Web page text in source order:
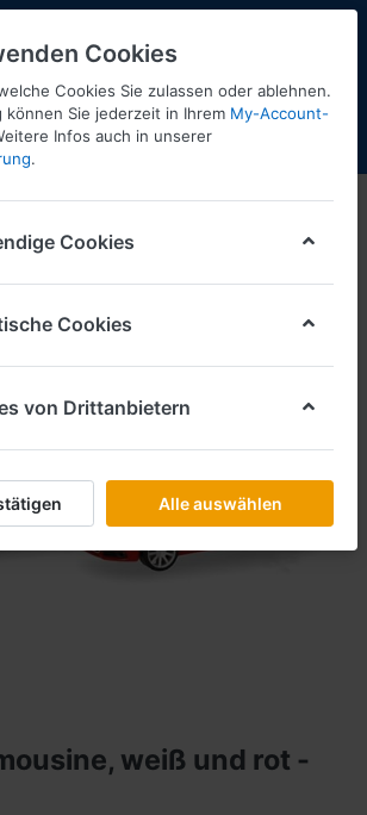
Shopaktualisierung
weiß und rot -
Cookies
Cookies Sie zulassen oder ablehnen.
können Sie jederzeit in Ihrem My-Account-
Infos auch in unserer
.
Cookies
Cookies
von Drittanbietern
Alle auswählen